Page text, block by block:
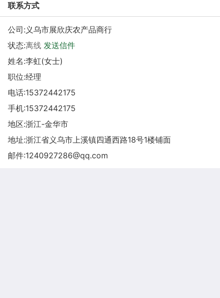
联系方式
公司: 义乌市展欣庆农产品商行
状态:离线 发送信件
姓名:李虹(女士)
职位:经理
电话:15372442175
手机:15372442175
地区:浙江-金华市
地址:浙江省义乌市上溪镇四通西路18号1楼铺面
邮件:1240927286@qq.com